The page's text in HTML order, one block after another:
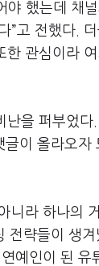
했는데 채
”고 전했다
관심이라
난을 퍼부었다
이 올라오자
니라 하나의
전략들이 생겨
예인이 된 유